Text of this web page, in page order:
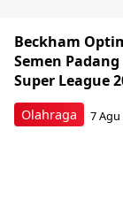
Olahraga
Beckham
Semen
Super League
7 Agu